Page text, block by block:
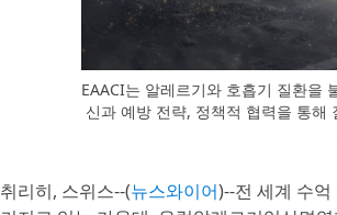
EAACI는 알레르기와 호흡기 질환을
신과 예방 전략, 정책적 협력을 통
취리히, 스위스--(뉴스와이어)--전 세계 수